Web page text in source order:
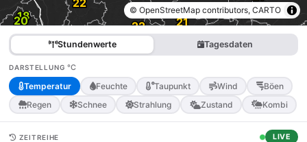
© OpenStreetMap contributors, CARTO
Stundenwerte Tagesdaten
DARSTELLUNG °C
Temperatur Feuchte Taupunkt Wind
Böen
Regen
Schnee Strahlung Zustand Kombi
ZEITREIHE LIVE